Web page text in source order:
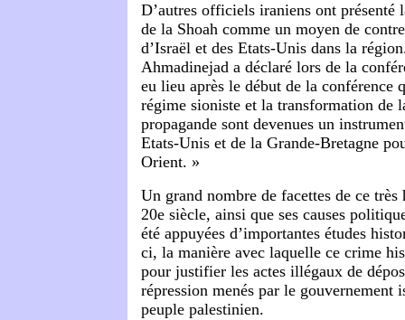
D’autres officiels iraniens ont présenté
de la Shoah comme un moyen de
d’Israël et des Etats-Unis dans la
Ahmadinejad a déclaré lors de la
eu lieu après le début de la conférence
régime sioniste et la transformation de
propagande sont devenues un
Etats-Unis et de la Grande-Bretagne
Orient. »
Un grand nombre de facettes de ce
20e siècle, ainsi que ses causes
été appuyées d’importantes études
ci, la manière avec laquelle ce crime
pour justifier les actes illégaux de
répression menés par le gouvernement
peuple palestinien.